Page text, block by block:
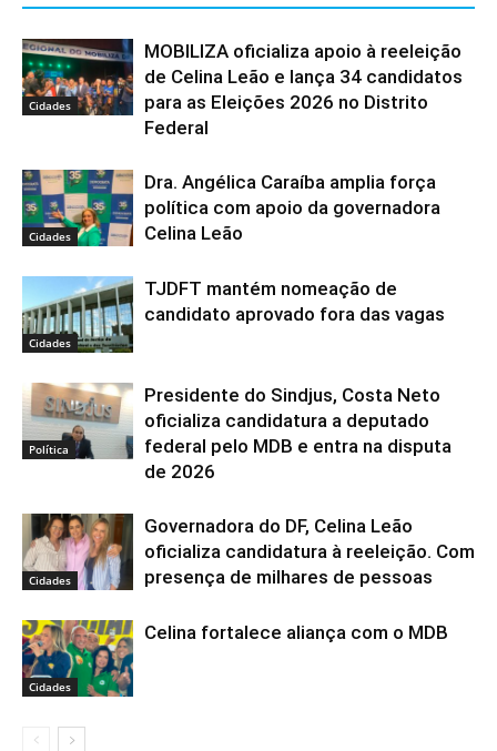
Cidades
MOBILIZA oficializa apoio à reeleição
de Celina Leão e lança 34 candidatos
para as Eleições 2026 no Distrito
Federal
Cidades
Dra. Angélica Caraíba amplia força
política com apoio da governadora
Celina Leão
Cidades
TJDFT mantém nomeação de
candidato aprovado fora das vagas
Política
Presidente do Sindjus, Costa Neto
oficializa candidatura a deputado
federal pelo MDB e entra na disputa
de 2026
Cidades
Governadora do DF, Celina Leão
oficializa candidatura à reeleição. Com
presença de milhares de pessoas
Cidades
Celina fortalece aliança com o MDB